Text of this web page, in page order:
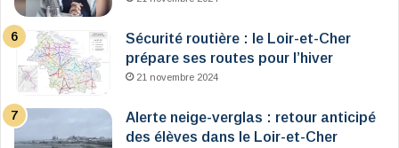
Sécurité routière : le Loir-et-Cher
prépare ses routes pour l’hiver
21 novembre 2024
Alerte neige-verglas : retour anticipé
des élèves dans le Loir-et-Cher